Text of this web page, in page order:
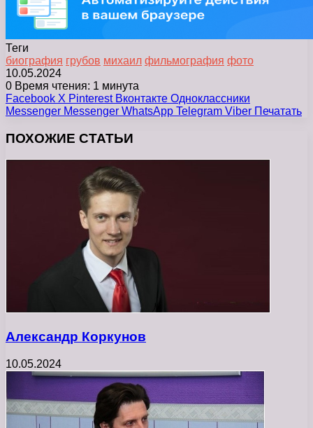
Теги
биография грубов михаил фильмография фото
10.05.2024
0 Время чтения: 1 минута
Facebook X Pinterest Вконтакте Одноклассники
Messenger Messenger WhatsApp Telegram Viber Печатать
ПОХОЖИЕ СТАТЬИ
Александр Коркунов
10.05.2024